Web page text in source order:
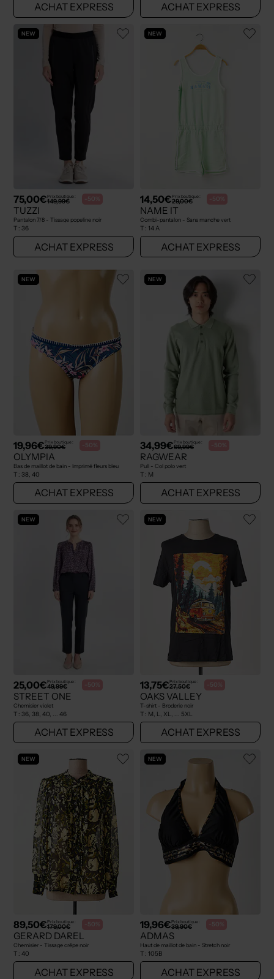
ACHAT EXPRESS ACHAT EXPRESS
NEW
75,00€Prix boutique :
149,99€ -50%
TUZZI
Pantalon 7/8 - Tissage popeline noir
T : 36
ACHAT EXPRESS
NEW
14,50€Prix boutique :
29,00€ -50%
NAME IT
Combi-pantalon - Sans manche vert
T : 14 A
ACHAT EXPRESS
NEW
19,96€Prix boutique :
39,90€ -50%
OLYMPIA
Bas de maillot de bain - Imprimé fleurs bleu
T : 38, 40
ACHAT EXPRESS
NEW
34,99€Prix boutique :
69,99€ -50%
RAGWEAR
Pull - Col polo vert
T : M
ACHAT EXPRESS
NEW
25,00€Prix boutique :
49,99€ -50%
STREET ONE
Chemisier violet
T : 36, 38, 40, ... 46
ACHAT EXPRESS
NEW
13,75€Prix boutique :
27,50€ -50%
OAKS VALLEY
T-shirt - Broderie noir
T : M, L, XL, ... 5XL
ACHAT EXPRESS
NEW
89,50€Prix boutique :
179,00€ -50%
GERARD DAREL
Chemisier - Tissage crêpe noir
T : 40
ACHAT EXPRESS
NEW
19,96€Prix boutique :
39,90€ -50%
ADMAS
Haut de maillot de bain - Stretch noir
T : 105B
ACHAT EXPRESS